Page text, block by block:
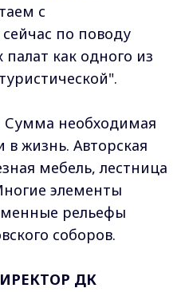
с
по поводу
как одного из
Сумма необходимая
жизнь. Авторская
мебель, лестница
элементы
рельефы
соборов.
ДК